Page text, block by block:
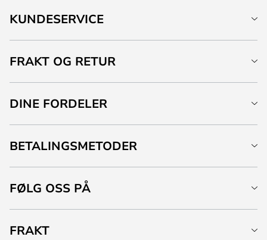
KUNDESERVICE
FRAKT OG RETUR
DINE FORDELER
BETALINGSMETODER
FØLG OSS PÅ
FRAKT